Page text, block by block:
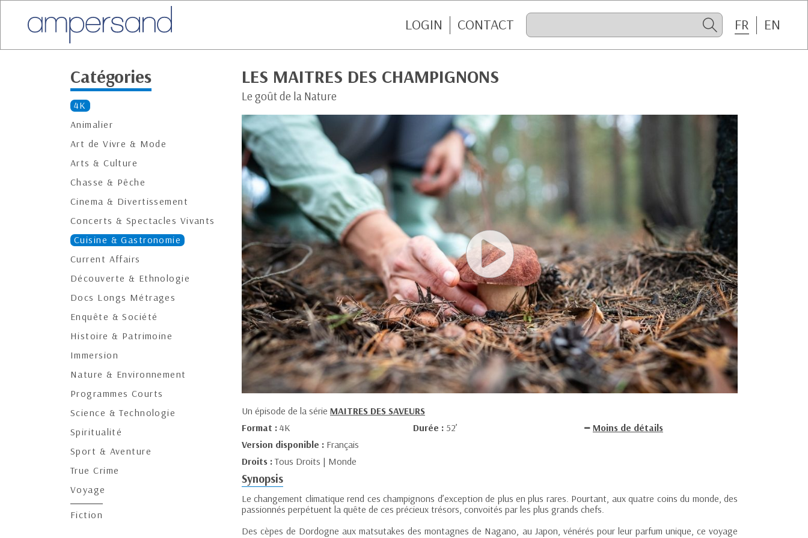
LOGIN CONTACT FR EN
Catégories
4K
Animalier
Art de Vivre & Mode
Arts & Culture
Chasse & Pêche
Cinema & Divertissement
Concerts & Spectacles Vivants
Cuisine & Gastronomie
Current Affairs
Découverte & Ethnologie
Docs Longs Métrages
Enquête & Société
Histoire & Patrimoine
Immersion
Nature & Environnement
Programmes Courts
Science & Technologie
Spiritualité
Sport & Aventure
True Crime
Voyage
Fiction
LES MAITRES DES CHAMPIGNONS
Le goût de la Nature
Un épisode de la série MAITRES DES SAVEURS
Format : 4K Durée : 52’
Moins de détails
Version disponible : Français
Droits :Tous Droits | Monde
Synopsis
Le changement climatique rend ces champignons d’exception de plus en plus rares. Pourtant, aux quatre coins du monde, des
passionnés perpétuent la quête de ces précieux trésors, convoités par les plus grands chefs.
Des cèpes de Dordogne aux matsutakes des montagnes de Nagano, au Japon, vénérés pour leur parfum unique, ce voyage